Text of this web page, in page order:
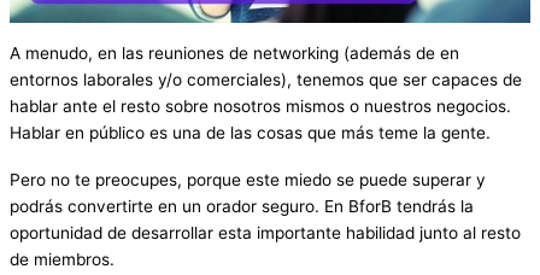
A menudo, en las reuniones de networking (además de en
entornos laborales y/o comerciales), tenemos que ser capaces de
hablar ante el resto sobre nosotros mismos o nuestros negocios.
Hablar en público es una de las cosas que más teme la gente.
Pero no te preocupes, porque este miedo se puede superar y
podrás convertirte en un orador seguro. En BforB tendrás la
oportunidad de desarrollar esta importante habilidad junto al resto
de miembros.